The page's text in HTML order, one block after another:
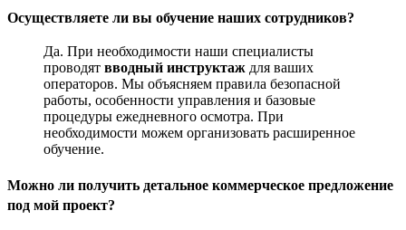
Осуществляете ли вы обучение наших сотрудников?
Да. При необходимости наши специалисты
проводят вводный инструктаж для ваших
операторов. Мы объясняем правила безопасной
работы, особенности управления и базовые
процедуры ежедневного осмотра. При
необходимости можем организовать расширенное
обучение.
Можно ли получить детальное коммерческое предложение
под мой проект?